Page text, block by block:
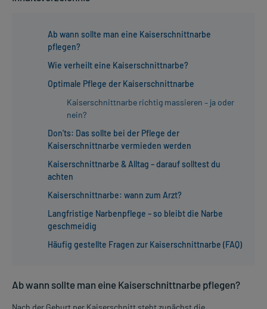
Ab wann sollte man eine Kaiserschnittnarbe
pflegen?
Wie verheilt eine Kaiserschnittnarbe?
Optimale Pflege der Kaiserschnittnarbe
Kaiserschnittnarbe richtig massieren – ja oder
nein?
Don'ts: Das sollte bei der Pflege der
Kaiserschnittnarbe vermieden werden
Kaiserschnittnarbe & Alltag – darauf solltest du
achten
Kaiserschnittnarbe: wann zum Arzt?
Langfristige Narbenpflege – so bleibt die Narbe
geschmeidig
Häufig gestellte Fragen zur Kaiserschnittnarbe (FAQ)
Ab wann sollte man eine Kaiserschnittnarbe pflegen?
Nach der Geburt per Kaiserschnitt steht zunächst die